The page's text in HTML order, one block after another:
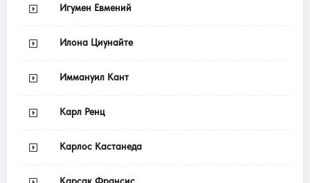
Игумен Евмений
Илона Циунайте
Иммануил Кант
Карл Ренц
Карлос Кастанеда